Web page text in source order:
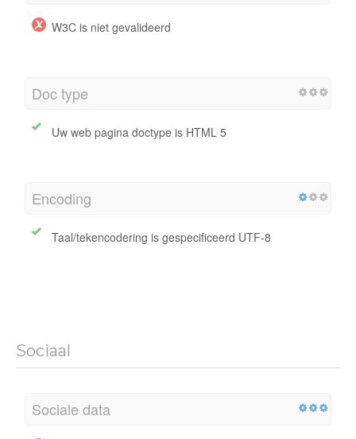
W3C is niet gevalideerd
Doc type
Uw web pagina doctype is HTML 5
Encoding
Taal/tekencodering is gespecificeerd UTF-8
Sociaal
Sociale data